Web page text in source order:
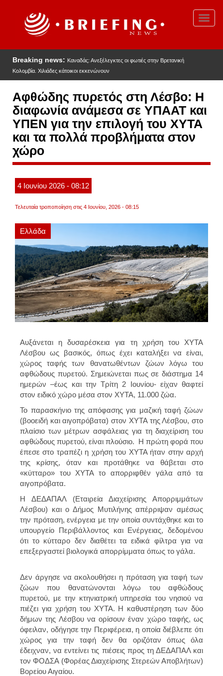
Breaking news: Καναδάς: Ανεξέλεγκτες οι φωτιές στην Βρετανική
Κολομβία. Χιλιάδες κάτοικοι εκκενώνουν
Αφθώδης πυρετός στη Λέσβο: Η
διαφωνία ανάμεσα σε ΥΠΑΑΤ και
ΥΠΕΝ για την επιλογή του ΧΥΤΑ
και τα πολλά προβλήματα στον
χώρο
4 Ιουνίου 2026 - 08:12
Τελευταία τροποποίηση στις 4 Ιουνίου, 2026 - 08:15
Ελλάδα
Αυξάνεται η δυσαρέσκεια για τη χρήση του ΧΥΤΑ
Λέσβου ως βασικός, όπως έχει καταλήξει να είναι,
χώρος ταφής των θανατωθέντων ζώων λόγω του
αφθώδους πυρετού. Σημειώνεται πως σε διάστημα 14
ημερών –έως και την Τρίτη 2 Ιουνίου- είχαν θαφτεί
στον ειδικό χώρο μέσα στον ΧΥΤΑ, 11.000 ζώα.
Το παρασκήνιο της απόφασης για μαζική ταφή ζώων
(βοοειδή και αιγοπρόβατα) στον ΧΥΤΑ της Λέσβου, στο
πλαίσιο των μέτρων ασφάλειας για τη διαχείριση του
αφθώδους πυρετού, είναι πλούσιο. H πρώτη φορά που
έπεσε στο τραπέζι η χρήση του ΧΥΤΑ ήταν στην αρχή
της κρίσης, όταν και προτάθηκε να θάβεται στο
«κύτταρο» του ΧΥΤΑ το απορριφθέν γάλα από τα
αιγοπρόβατα.
Η ΔΕΔΑΠΑΛ (Εταιρεία Διαχείρισης Απορριμμάτων
Λέσβου) και ο Δήμος Μυτιλήνης απέρριψαν αμέσως
την πρόταση, ενέργεια με την οποία συντάχθηκε και το
υπουργείο Περιβάλλοντος και Ενέργειας, δεδομένου
ότι το κύτταρο δεν διαθέτει τα ειδικά φίλτρα για να
επεξεργαστεί βιολογικά απορρίμματα όπως το γάλα.
Δεν άργησε να ακολουθήσει η πρόταση για ταφή των
ζώων που θανατώνονται λόγω του αφθώδους
πυρετού, με την κτηνιατρική υπηρεσία του νησιού να
πιέζει για χρήση του ΧΥΤΑ. Η καθυστέρηση των δύο
δήμων της Λέσβου να ορίσουν έναν χώρο ταφής, ως
όφειλαν, οδήγησε την Περιφέρεια, η οποία διέβλεπε ότι
χώρος για την ταφή δεν θα οριζόταν όπως όλα
έδειχναν, να εντείνει τις πιέσεις προς τη ΔΕΔΑΠΑΛ και
τον ΦΟΔΣΑ (Φορέας Διαχείρισης Στερεών Αποβλήτων)
Βορείου Αιγαίου.